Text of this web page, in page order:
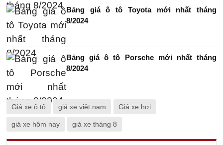
Bảng giá ô tô Toyota mới nhất tháng
8/2024
Bảng giá ô tô Porsche mới nhất tháng
8/2024
Giá xe ô tô giá xe việt nam Giá xe hơi
giá xe hôm nay giá xe tháng 8